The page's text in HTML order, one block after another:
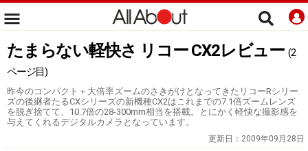
たまらない軽快さ リコー CX2レビュー (2
ページ目)
昨今のコンパクト＋大倍率ズームのさきがけとなってきたリコーRシリー
ズの後継者たるCXシリーズの新機種CX2はこれまでの7.1倍ズームレンズ
を脱ぎ捨てて、10.7倍の28-300mm相当を搭載。とにかく軽快な撮影感を
与えてくれるデジタルカメラとなっています。
更新日： 2009年09月28日